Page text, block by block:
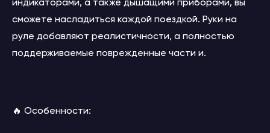
сможете насладиться каждой поездкой. Руки на
руле добавляют реалистичности, а полностью
поддерживаемые поврежденные части и.
🔥 Особенности: